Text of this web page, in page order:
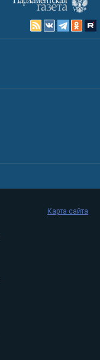
Карта сайта